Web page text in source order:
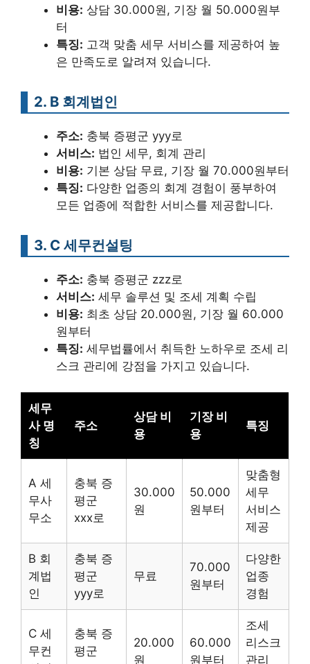
비용: 상담 30.000원, 기장 월 50.000원부
터
특징: 고객 맞춤 세무 서비스를 제공하여 높
은 만족도로 알려져 있습니다.
2. B 회계법인
주소: 충북 증평군 yyy로
서비스: 법인 세무, 회계 관리
비용: 기본 상담 무료, 기장 월 70.000원부터
특징: 다양한 업종의 회계 경험이 풍부하여
모든 업종에 적합한 서비스를 제공합니다.
3. C 세무컨설팅
주소: 충북 증평군 zzz로
서비스: 세무 솔루션 및 조세 계획 수립
비용: 최초 상담 20.000원, 기장 월 60.000
원부터
특징: 세무법률에서 취득한 노하우로 조세 리
스크 관리에 강점을 가지고 있습니다.
세무
사 명
칭
주소
상담 비
용
기장 비
용
특징
A 세
무사
무소
충북 증
평군
xxx로
30.000
원
50.000
원부터
맞춤형
세무
서비스
제공
B 회
계법
인
충북 증
평군
yyy로
무료
70.000
원부터
다양한
업종
경험
C 세
무컨
충북 증
평군
20.000
원
60.000
원부터
조세
리스크
관리